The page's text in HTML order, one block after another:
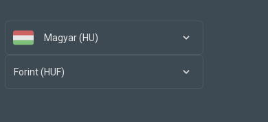
Magyar (HU)
Forint (HUF)